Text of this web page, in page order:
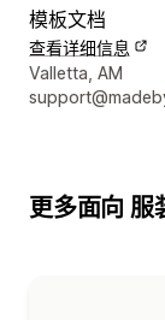
模板文档
查看详细信息
设计师联系方式
Valletta, AM
更多面向 服